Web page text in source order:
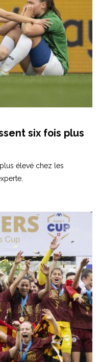
six fois plus
élevé chez les